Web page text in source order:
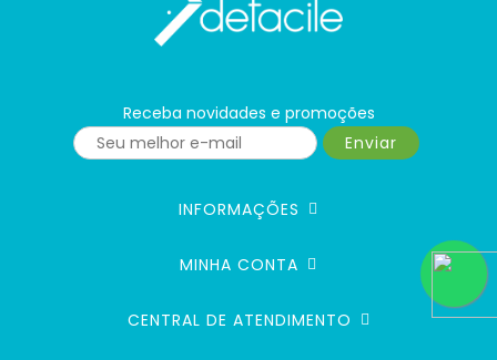
Receba novidades e promoções
Enviar
INFORMAÇÕES
MINHA CONTA
CENTRAL DE ATENDIMENTO